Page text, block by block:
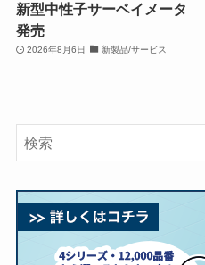
新型中性子サーベイメータ
発売
2026年8月6日 新製品/サービス